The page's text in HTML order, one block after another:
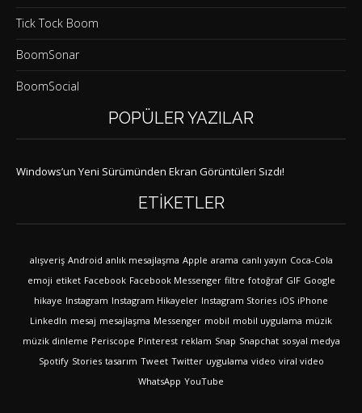
Tick Tock Boom
BoomSonar
BoomSocial
POPÜLER YAZILAR
Windows’un Yeni Sürümünden Ekran Görüntüleri Sızdı!
ETIKETLER
alışveriş Android anlık mesajlaşma Apple arama canlı yayın Coca-Cola
emoji etiket Facebook Facebook Messenger filtre fotoğraf GIF Google
hikaye Instagram Instagram Hikayeler Instagram Stories iOS iPhone
LinkedIn mesaj mesajlaşma Messenger mobil mobil uygulama müzik
müzik dinleme Periscope Pinterest reklam Snap Snapchat sosyal medya
Spotify Stories tasarım Tweet Twitter uygulama video viral video
WhatsApp YouTube